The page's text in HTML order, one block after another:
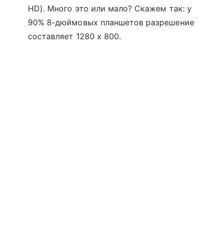
HD). Много это или мало? Скажем так: у
90% 8-дюймовых планшетов разрешение
составляет 1280 х 800.